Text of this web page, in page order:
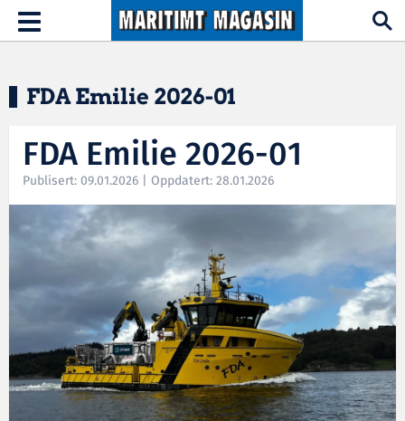
Hopp til hovedinnhold
Toggle
navigation
FDA Emilie 2026-01
FDA Emilie 2026-01
Publisert: 09.01.2026 | Oppdatert: 28.01.2026